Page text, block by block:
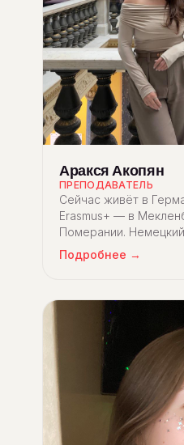
Аракся Акопян
ПРЕПОДАВАТЕЛЬ
Сейчас живёт в
Erasmus+ — в
Померании.
шести лет.
Подробнее →